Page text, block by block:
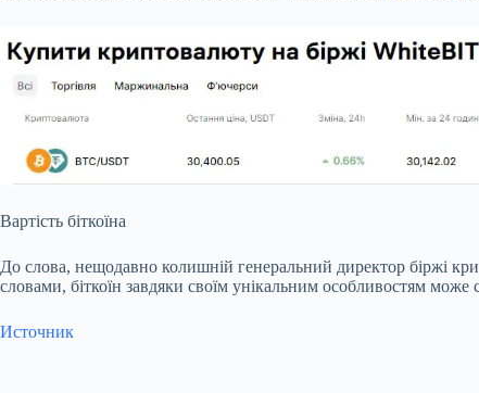
Вартість біткоїна
До слова, нещодавно колишній генеральний директор біржі
словами, біткоїн завдяки своїм унікальним особливостям
Источник